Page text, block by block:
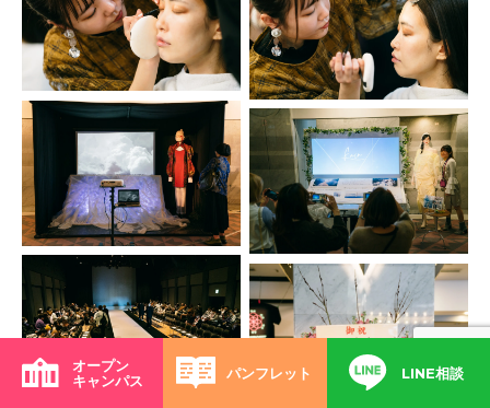
オープン
キャンパス
パンフレット LINE相談